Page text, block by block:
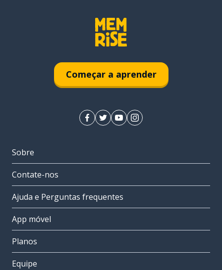
Começar a aprender
Sobre
Contate-nos
Ajuda e Perguntas frequentes
App móvel
Planos
Equipe